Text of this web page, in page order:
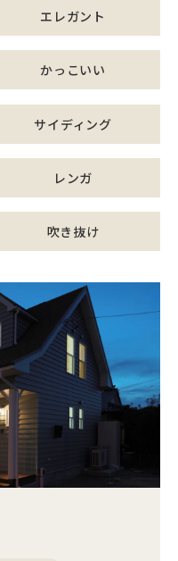
エレガント
かっこいい
サイディング
レンガ
吹き抜け